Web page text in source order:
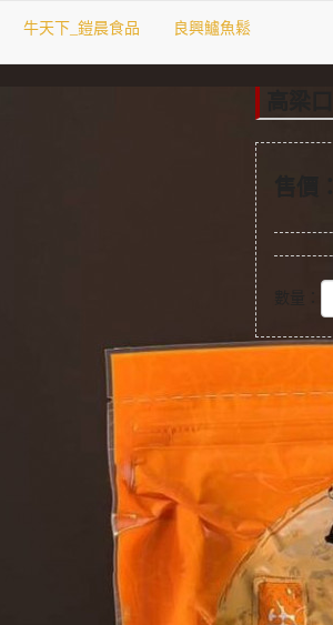
牛天下_鎧晨食品 良興鱸魚鬆
售價：
數量：